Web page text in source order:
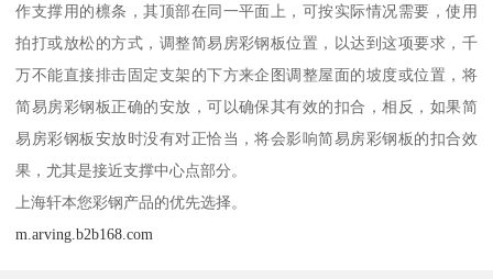
作支撑用的檩条，其顶部在同一平面上，可按实际情况需要，使用
拍打或放松的方式，调整简易房彩钢板位置，以达到这项要求，千
万不能直接排击固定支架的下方来企图调整屋面的坡度或位置，将
简易房彩钢板正确的安放，可以确保其有效的扣合，相反，如果简
易房彩钢板安放时没有对正恰当，将会影响简易房彩钢板的扣合效
果，尤其是接近支撑中心点部分。
上海轩本您彩钢产品的优先选择。
m.arving.b2b168.com